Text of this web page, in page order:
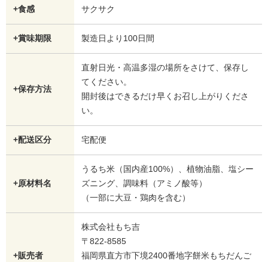
+食感 サクサク
+賞味期限 製造日より100日間
+保存方法
直射日光・高温多湿の場所をさけて、保存し
てください。
開封後はできるだけ早くお召し上がりくださ
い。
+配送区分 宅配便
+原材料名
うるち米（国内産100%）、植物油脂、塩シー
ズニング、調味料（アミノ酸等）
（一部に大豆・鶏肉を含む）
+販売者
株式会社もち吉
〒822-8585
福岡県直方市下境2400番地字餅米もちだんご